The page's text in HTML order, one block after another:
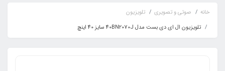
خانه صوتی و تصویری
تلویزیون
تلویزیون ال ای دی بست مدل 40BN2070J سایز 40 اینچ